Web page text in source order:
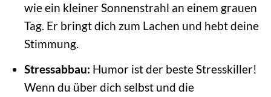
wie ein kleiner Sonnenstrahl an einem grauen
Tag. Er bringt dich zum Lachen und hebt deine
Stimmung.
Stressabbau: Humor ist der beste Stresskiller!
Wenn du über dich selbst und die